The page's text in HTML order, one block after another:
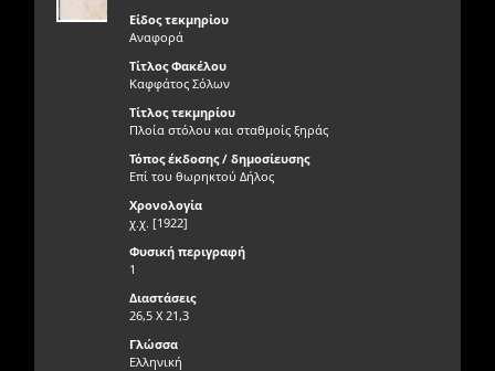
Είδος τεκμηρίου
Αναφορά
Τίτλος Φακέλου
Καφφάτος Σόλων
Τίτλος τεκμηρίου
Πλοία στόλου και σταθμοίς ξηράς
Τόπος έκδοσης / δημοσίευσης
Επί του θωρηκτού Δήλος
Χρονολογία
χ.χ. [1922]
Φυσική περιγραφή
1
Διαστάσεις
26,5 Χ 21,3
Γλώσσα
Ελληνική